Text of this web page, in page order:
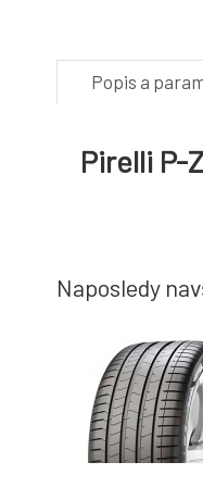
Popis a
Pirelli P-
Naposledy